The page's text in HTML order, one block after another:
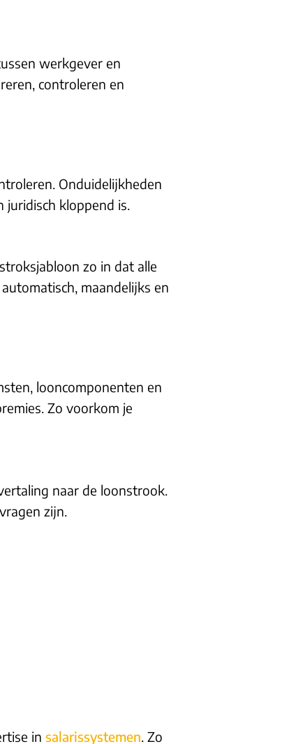
werkgever en
controleren en
Onduidelijkheden
kloppend is.
zo in dat alle
maandelijks en
looncomponenten en
Zo voorkom je
naar de loonstrook.
zijn.
in salarissystemen. Zo